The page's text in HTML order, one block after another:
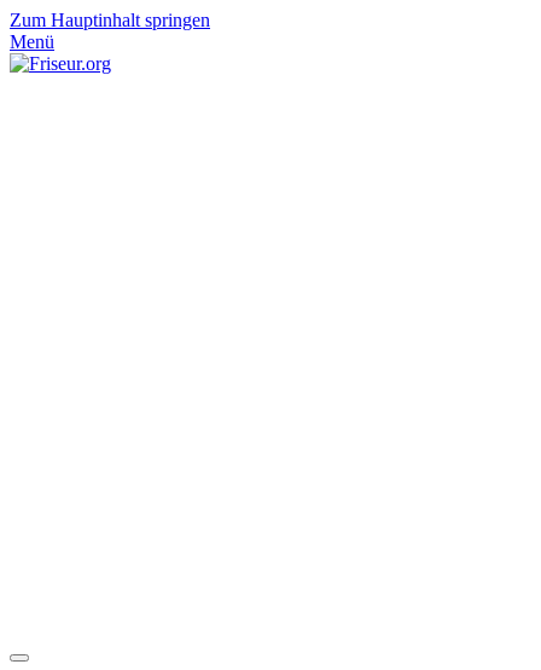
Zum Hauptinhalt springen
Menü